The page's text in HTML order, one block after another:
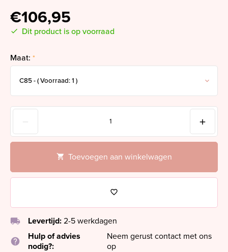
€106,95
Dit product is op voorraad
Maat: *
Toevoegen aan winkelwagen
local_shipping Levertijd: 2-5 werkdagen
help
Hulp of advies
nodig?:
Neem gerust contact met ons
op